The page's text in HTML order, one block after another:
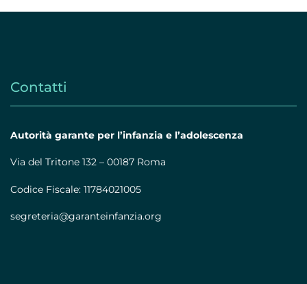
successiva
Contatti
Autorità garante per l’infanzia e l’adolescenza
Via del Tritone 132 – 00187 Roma
Codice Fiscale: 11784021005
segreteria@garanteinfanzia.org